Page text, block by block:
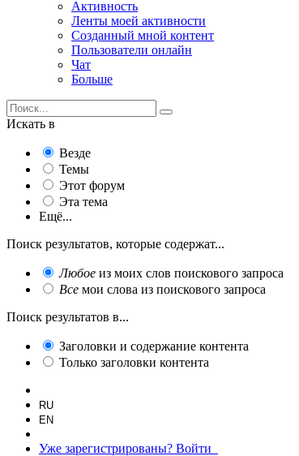
Активность
Ленты моей активности
Созданный мной контент
Пользователи онлайн
Чат
Больше
Искать в
Везде
Темы
Этот форум
Эта тема
Ещё...
Поиск результатов, которые содержат...
Любое из моих слов поискового запроса
Все мои слова из поискового запроса
Поиск результатов в...
Заголовки и содержание контента
Только заголовки контента
RU
EN
Уже зарегистрированы? Войти